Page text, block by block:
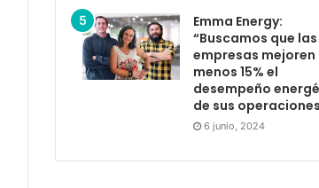
Emma Energy:
“Buscamos que las
empresas mejoren
menos 15% el
desempeño
de sus
6 junio, 2024